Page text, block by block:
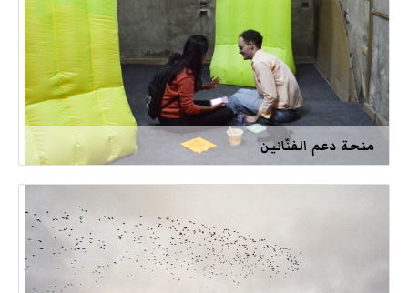
منحة دعم الفنّانين